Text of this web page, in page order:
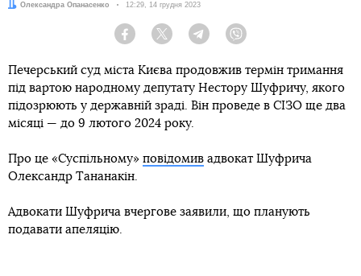
Автор:
Олександра Опанасенко Дата:
12:29, 14 грудня 2023
Facebook Twitter Telegram
Печерський суд міста Києва продовжив термін тримання
під вартою народному депутату Нестору Шуфричу, якого
підозрюють у державній зраді. Він проведе в СІЗО ще два
місяці — до 9 лютого 2024 року.
Про це «Суспільному» повідомив адвокат Шуфрича
Олександр Тананакін.
Адвокати Шуфрича вчергове заявили, що планують
подавати апеляцію.